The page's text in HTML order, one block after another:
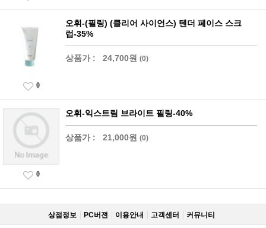
오휘-(필링) (클리어 사이언스) 텐더 페이스 스크
럽-35%
상품가 : 24,700원 (0)
0
오휘-익스트림 브라이트 필링-40%
상품가 : 21,000원 (0)
0
상점정보 PC버젼 이용안내 고객센터 커뮤니티